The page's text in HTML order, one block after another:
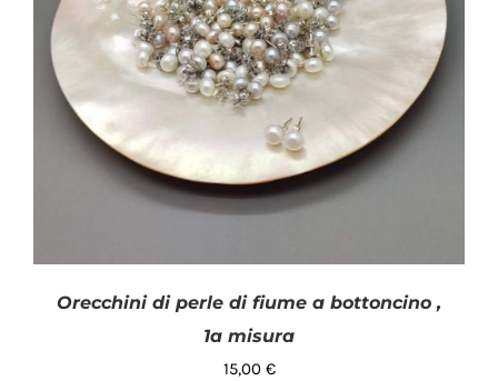
Orecchini di perle di fiume a bottoncino ,
1a misura
15,00 €